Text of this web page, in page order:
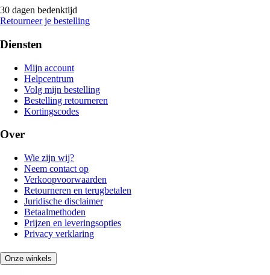
30 dagen bedenktijd
Retourneer je bestelling
Diensten
Mijn account
Helpcentrum
Volg mijn bestelling
Bestelling retourneren
Kortingscodes
Over
Wie zijn wij?
Neem contact op
Verkoopvoorwaarden
Retourneren en terugbetalen
Juridische disclaimer
Betaalmethoden
Prijzen en leveringsopties
Privacy verklaring
Onze winkels